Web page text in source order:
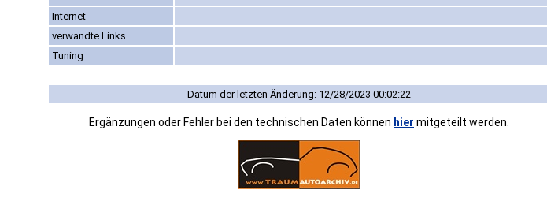
Internet
verwandte Links
Tuning
Datum der letzten Änderung: 12/28/2023 00:02:22
Ergänzungen oder Fehler bei den technischen Daten können hier mitgeteilt werden.